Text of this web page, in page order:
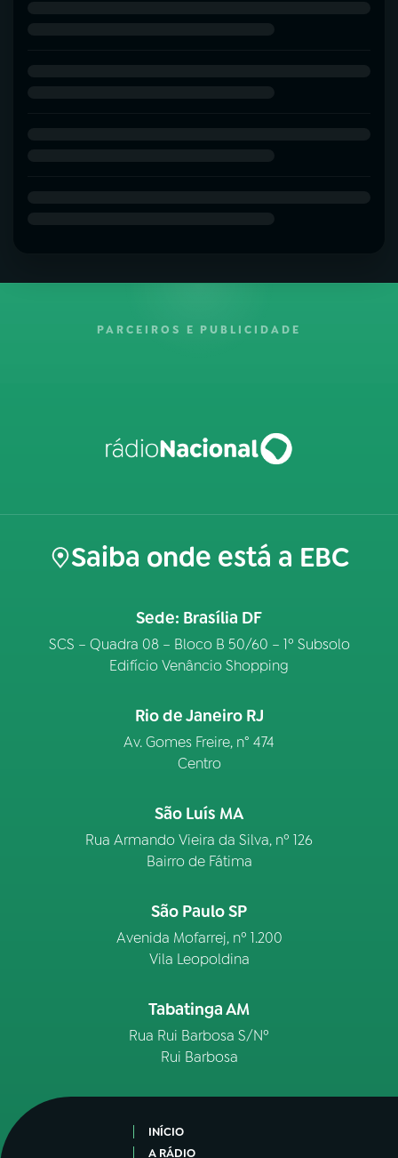
PARCEIROS E PUBLICIDADE
Saiba onde está a EBC
Sede: Brasília DF
SCS – Quadra 08 – Bloco B 50/60 – 1º Subsolo
Edifício Venâncio Shopping
Rio de Janeiro RJ
Av. Gomes Freire, n° 474
Centro
São Luís MA
Rua Armando Vieira da Silva, nº 126
Bairro de Fátima
São Paulo SP
Avenida Mofarrej, nº 1.200
Vila Leopoldina
Tabatinga AM
Rua Rui Barbosa S/Nº
Rui Barbosa
INÍCIO
A RÁDIO